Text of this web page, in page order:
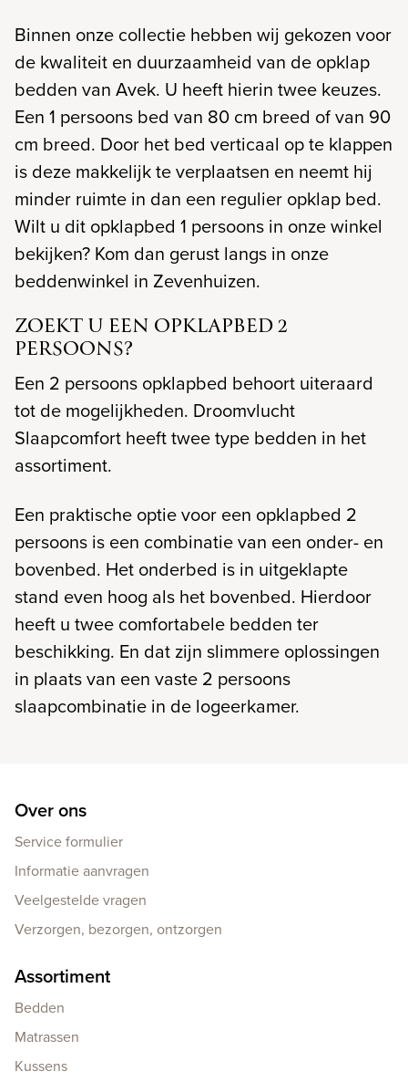
Binnen onze collectie hebben wij gekozen voor
de kwaliteit en duurzaamheid van de opklap
bedden van Avek. U heeft hierin twee keuzes.
Een 1 persoons bed van 80 cm breed of van 90
cm breed. Door het bed verticaal op te klappen
is deze makkelijk te verplaatsen en neemt hij
minder ruimte in dan een regulier opklap bed.
Wilt u dit opklapbed 1 persoons in onze winkel
bekijken? Kom dan gerust langs in onze
beddenwinkel in Zevenhuizen.
ZOEKT U EEN OPKLAPBED 2
PERSOONS?
Een 2 persoons opklapbed behoort uiteraard
tot de mogelijkheden. Droomvlucht
Slaapcomfort heeft twee type bedden in het
assortiment.
Een praktische optie voor een opklapbed 2
persoons is een combinatie van een onder- en
bovenbed. Het onderbed is in uitgeklapte
stand even hoog als het bovenbed. Hierdoor
heeft u twee comfortabele bedden ter
beschikking. En dat zijn slimmere oplossingen
in plaats van een vaste 2 persoons
slaapcombinatie in de logeerkamer.
Over ons
Service formulier
Informatie aanvragen
Veelgestelde vragen
Verzorgen, bezorgen, ontzorgen
Assortiment
Bedden
Matrassen
Kussens